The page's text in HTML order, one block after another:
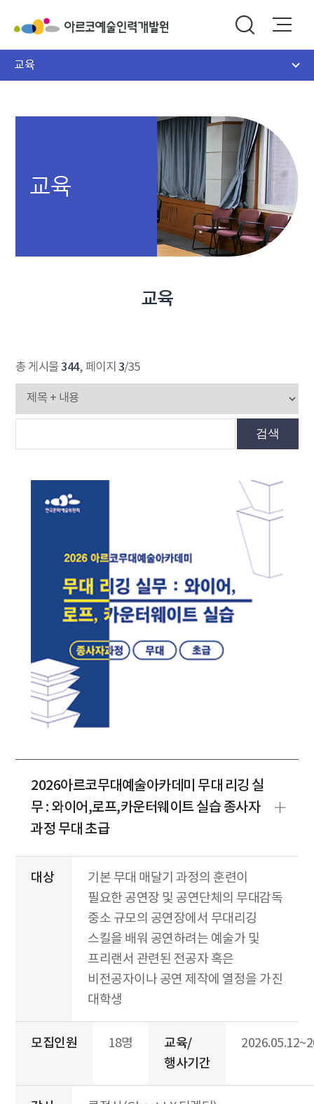
교육
교육
교육
총 게시물344, 페이지 3/35
검색
2026아르코무대예술아카데미 무대 리깅 실
무 : 와이어,로프,카운터웨이트 실습 종사자
과정 무대 초급
대상
기본 무대 매달기 과정의 훈련이
필요한 공연장 및 공연단체의 무대감독
중소 규모의 공연장에서 무대리깅
스킬을 배워 공연하려는 예술가 및
프리랜서 관련된 전공자 혹은
비전공자이나 공연 제작에 열정을 가진
대학생
모집인원 18명
교육/
행사기간